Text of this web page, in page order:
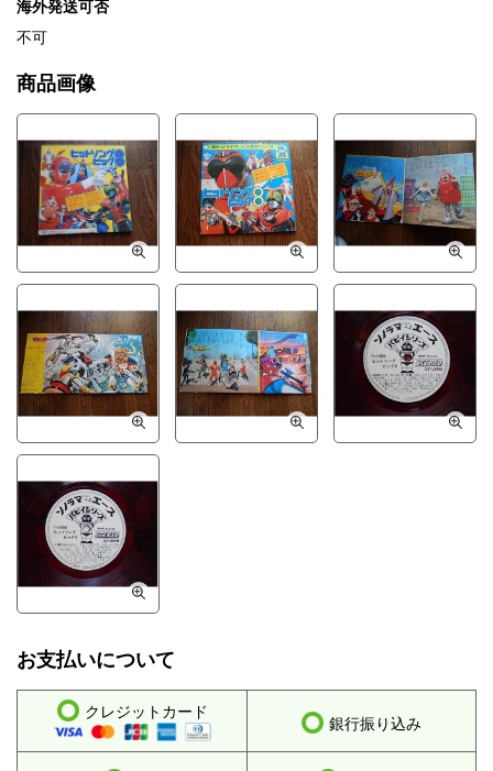
海外発送可否
不可
商品画像
お支払いについて
クレジットカード
銀行振り込み